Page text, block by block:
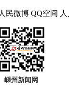
人民微博 QQ空间
嵊州新闻网